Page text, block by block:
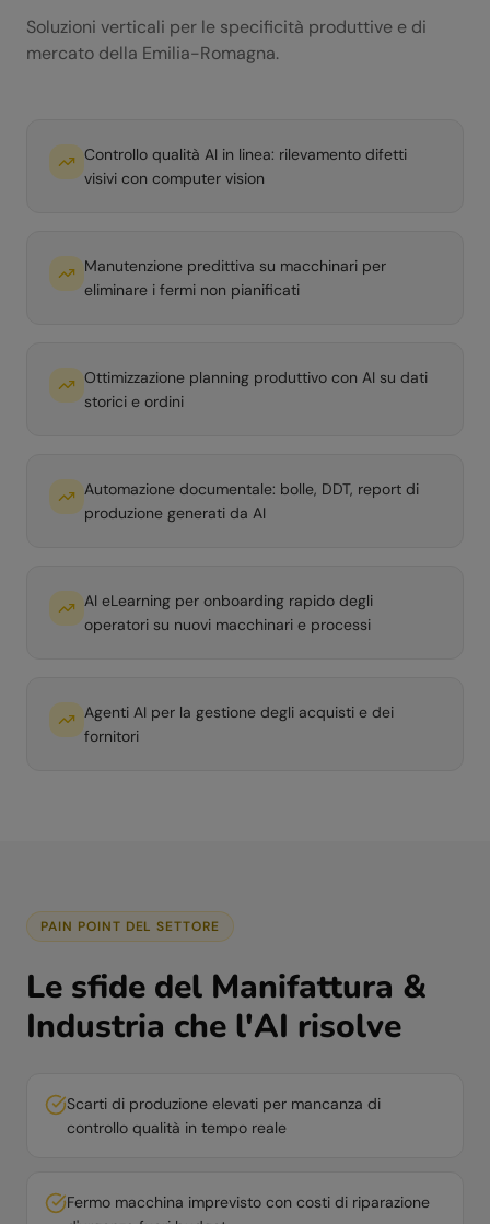
Soluzioni verticali per le specificità produttive e di
mercato della Emilia-Romagna.
Controllo qualità AI in linea: rilevamento difetti
visivi con computer vision
Manutenzione predittiva su macchinari per
eliminare i fermi non pianificati
Ottimizzazione planning produttivo con AI su dati
storici e ordini
Automazione documentale: bolle, DDT, report di
produzione generati da AI
AI eLearning per onboarding rapido degli
operatori su nuovi macchinari e processi
Agenti AI per la gestione degli acquisti e dei
fornitori
PAIN POINT DEL SETTORE
Le sfide del Manifattura &
Industria che l'AI risolve
Scarti di produzione elevati per mancanza di
controllo qualità in tempo reale
Fermo macchina imprevisto con costi di riparazione